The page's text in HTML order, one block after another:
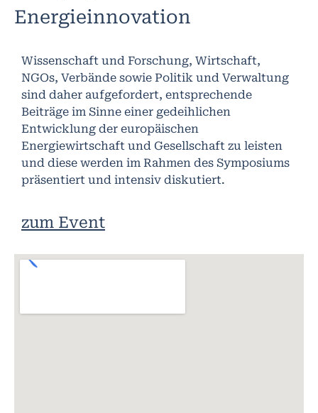
Energieinnovation
Wissenschaft und Forschung, Wirtschaft,
NGOs, Verbände sowie Politik und Verwaltung
sind daher aufgefordert, entsprechende
Beiträge im Sinne einer gedeihlichen
Entwicklung der europäischen
Energiewirtschaft und Gesellschaft zu leisten
und diese werden im Rahmen des Symposiums
präsentiert und intensiv diskutiert.
zum Event